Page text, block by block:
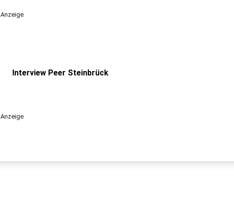
Anzeige
Interview Peer Steinbrück
Anzeige